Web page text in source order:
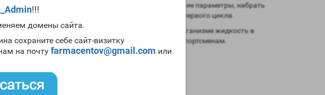
!!!
домены сайта.
сохраните себе сайт-визитку
на почту farmacentov@gmail.com или
помощью вы можете резко повысить свои физические параметры, набрать
100mg Zhenghou
и начинающие билдеры для своего первого цикла.
Также препарат не столь активно задерживает в организме жидкость в
100mg Zhenghou Pharmaceuticalпонравиться всем спортсменам.